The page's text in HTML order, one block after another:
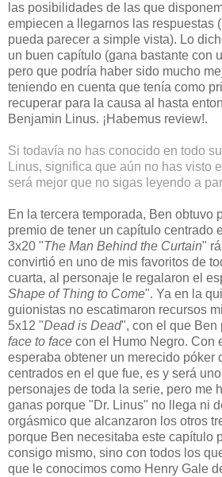
las posibilidades de las que
empiecen a llegarnos las respuestas
pueda parecer a simple vista). Lo
un buen capítulo (gana bastante con
pero que podría haber sido mucho
teniendo en cuenta que tenía como
recuperar para la causa al hasta
Benjamin Linus. ¡Habemus review!.
Si todavía no has conocido en todo
Linus, significa que aún no has visto
será mejor que no sigas leyendo a
En la tercera temporada, Ben obtuvo
premio de tener un capítulo centrado
3x20 "The Man Behind the Curtain"
convirtió en uno de mis favoritos de
cuarta, al personaje le regalaron el
Shape of Thing to Come". Ya en la
guionistas no escatimaron recursos
5x12 "Dead is Dead", con el que Ben
face to face con el Humo Negro. Con
esperaba obtener un merecido póker
centrados en el que fue, es y será
personajes de toda la serie, pero me
ganas porque "Dr. Linus" no llega ni
orgásmico que alcanzaron los otros
porque Ben necesitaba este capítulo
consigo mismo, sino con todos los
que le conocimos como Henry Gale